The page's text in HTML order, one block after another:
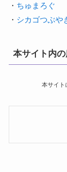
・ ちゅまろぐ
・ シカゴつぶや
本サイト内
本サイト